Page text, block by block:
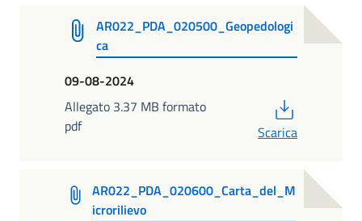
AR022_PDA_020500_Geopedologi
ca
09-08-2024
Allegato 3.37 MB formato
pdf
Scarica
AR022_PDA_020600_Carta_del_M
icrorilievo